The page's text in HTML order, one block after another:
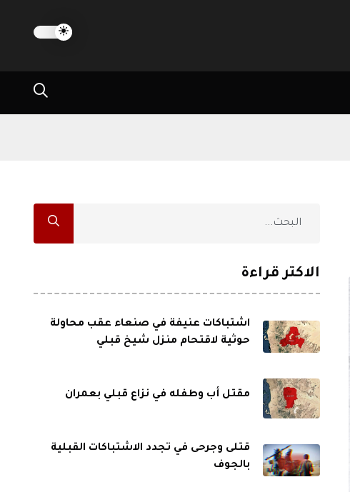
الاكثر قراءة
اشتباكات عنيفة في صنعاء عقب محاولة
حوثية لاقتحام منزل شيخ قبلي
مقتل أب وطفله في نزاع قبلي بعمران
قتلى وجرحى في تجدد الاشتباكات القبلية
بالجوف